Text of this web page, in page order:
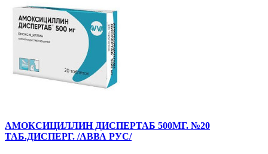
АМОКСИЦИЛЛИН ДИСПЕРТАБ 500МГ. №20
ТАБ.ДИСПЕРГ. /АВВА РУС/